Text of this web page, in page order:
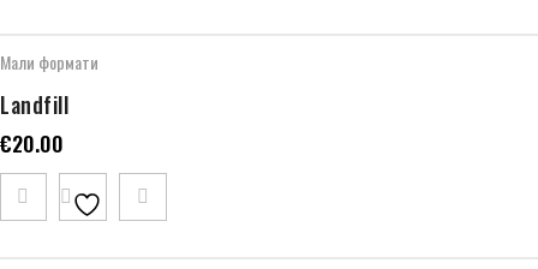
Мали формати
Landfill
€20.00